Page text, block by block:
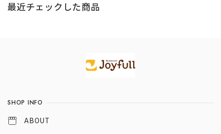
最近チェックした商品
SHOP INFO
ABOUT